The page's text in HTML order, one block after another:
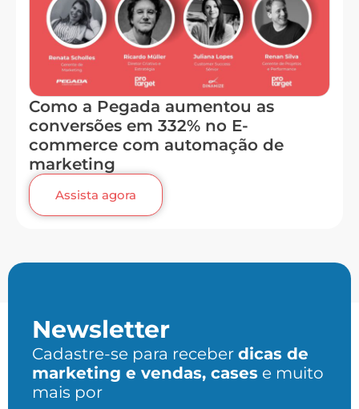
Como a Pegada aumentou as
conversões em 332% no E-
commerce com automação de
marketing
Assista agora
Newsletter
Cadastre-se para receber dicas de
marketing e vendas, cases e muito
mais por